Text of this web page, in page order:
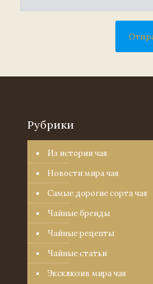
Рубрики
Из истории чая
Новости мира чая
Самые дорогие сорта чая
Чайные бренды
Чайные рецепты
Чайные статьи
Эксклюзив мира чая